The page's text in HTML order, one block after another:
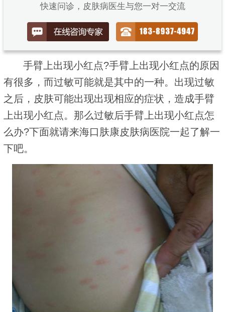
快速问诊，皮肤病医生与您一对一交流
手臂上出现小红点?手臂上出现小红点的原因
有很多，而过敏可能就是其中的一种。出现过敏
之后，皮肤可能出现出现相应的症状，造成手臂
上出现小红点。那么过敏后手臂上出现小红点怎
么办?下面就请来海口肤康皮肤病医院一起了解一
下吧。